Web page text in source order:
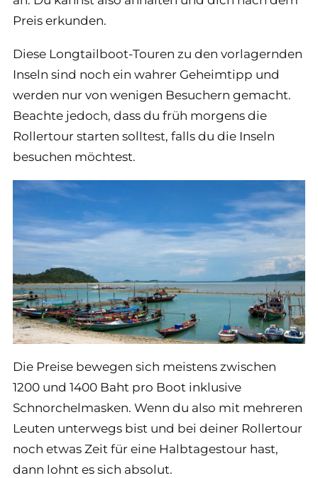
Preis erkunden.
Diese Longtailboot-Touren zu den vorlagernden
Inseln sind noch ein wahrer Geheimtipp und
werden nur von wenigen Besuchern gemacht.
Beachte jedoch, dass du früh morgens die
Rollertour starten solltest, falls du die Inseln
besuchen möchtest.
Die Preise bewegen sich meistens zwischen
1200 und 1400 Baht pro Boot inklusive
Schnorchelmasken. Wenn du also mit mehreren
Leuten unterwegs bist und bei deiner Rollertour
noch etwas Zeit für eine Halbtagestour hast,
dann lohnt es sich absolut.